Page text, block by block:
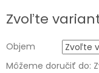
Zvoľte
Objem
Môžeme doručiť do: